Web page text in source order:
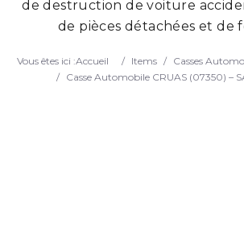
Search
de destruction de voiture
de pièces détachées et de
Vous êtes ici :Accueil / Items / Casses
/ Casse Automobile CRUAS (07350) –